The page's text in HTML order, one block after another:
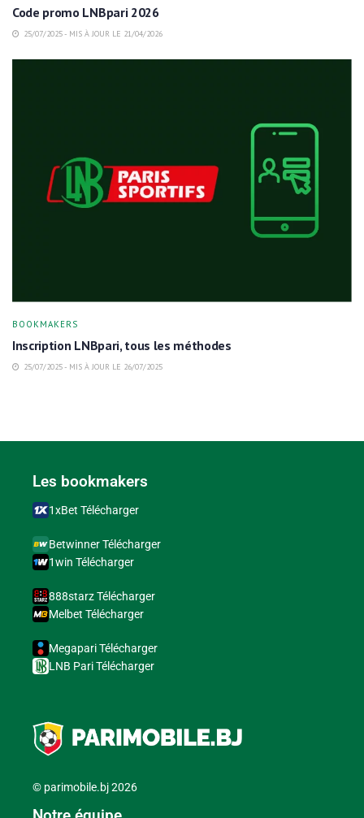
Code promo LNBpari 2026
25/07/2025 - MIS À JOUR LE 21/04/2026
BOOKMAKERS
Inscription LNBpari, tous les méthodes
25/07/2025 - MIS À JOUR LE 26/07/2025
Les bookmakers
1xBet Télécharger
Betwinner Télécharger
1win Télécharger
888starz Télécharger
Melbet Télécharger
Megapari Télécharger
LNB Pari Télécharger
© parimobile.bj 2026